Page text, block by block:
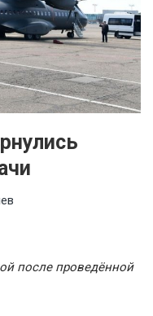
после проведённой